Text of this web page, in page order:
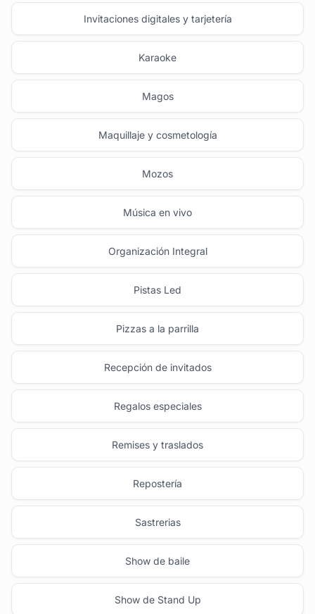
Invitaciones digitales y tarjetería
Karaoke
Magos
Maquillaje y cosmetología
Mozos
Música en vivo
Organización Integral
Pistas Led
Pizzas a la parrilla
Recepción de invitados
Regalos especiales
Remises y traslados
Repostería
Sastrerias
Show de baile
Show de Stand Up